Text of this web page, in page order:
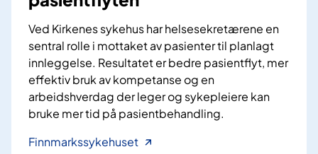
Ved Kirkenes sykehus har helsesekretærene en
sentral rolle i mottaket av pasienter til planlagt
innleggelse. Resultatet er bedre pasientflyt, mer
effektiv bruk av kompetanse og en
arbeidshverdag der leger og sykepleiere kan
bruke mer tid på pasientbehandling.
FinnmarkssykehusetH